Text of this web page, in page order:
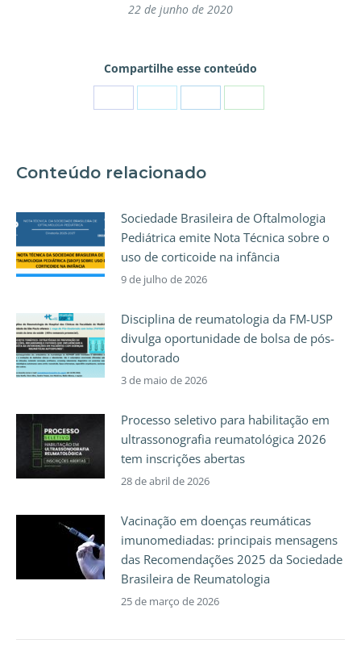
22 de junho de 2020
Compartilhe esse conteúdo
Conteúdo relacionado
Sociedade Brasileira de Oftalmologia
Pediátrica emite Nota Técnica sobre o
uso de corticoide na infância
9 de julho de 2026
Disciplina de reumatologia da FM-USP
divulga oportunidade de bolsa de pós-
doutorado
3 de maio de 2026
Processo seletivo para habilitação em
ultrassonografia reumatológica 2026
tem inscrições abertas
28 de abril de 2026
Vacinação em doenças reumáticas
imunomediadas: principais mensagens
das Recomendações 2025 da Sociedade
Brasileira de Reumatologia
25 de março de 2026